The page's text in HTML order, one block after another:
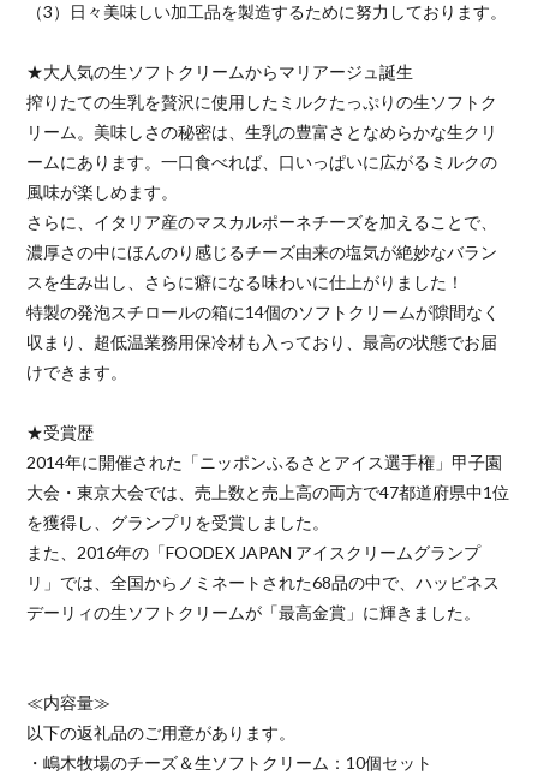
（3）日々美味しい加工品を製造するために努力しております。
★大人気の生ソフトクリームからマリアージュ誕生
搾りたての生乳を贅沢に使用したミルクたっぷりの生ソフトク
リーム。美味しさの秘密は、生乳の豊富さとなめらかな生クリ
ームにあります。一口食べれば、口いっぱいに広がるミルクの
風味が楽しめます。
さらに、イタリア産のマスカルポーネチーズを加えることで、
濃厚さの中にほんのり感じるチーズ由来の塩気が絶妙なバラン
スを生み出し、さらに癖になる味わいに仕上がりました！
特製の発泡スチロールの箱に14個のソフトクリームが隙間なく
収まり、超低温業務用保冷材も入っており、最高の状態でお届
けできます。
★受賞歴
2014年に開催された「ニッポンふるさとアイス選手権」甲子園
大会・東京大会では、売上数と売上高の両方で47都道府県中1位
を獲得し、グランプリを受賞しました。
また、2016年の「FOODEX JAPAN アイスクリームグランプ
リ」では、全国からノミネートされた68品の中で、ハッピネス
デーリィの生ソフトクリームが「最高金賞」に輝きました。
≪内容量≫
以下の返礼品のご用意があります。
・嶋木牧場のチーズ＆生ソフトクリーム：10個セット